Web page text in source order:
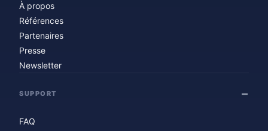
À propos
Références
Partenaires
Presse
Newsletter
SUPPORT
FAQ